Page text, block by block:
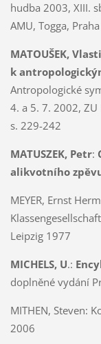
hudba 2003, XIII.
AMU, Togga,
MATOUŠEK,
k
Antropologické
4. a 5. 7. 2002, ZU
s. 229-242
MATUSZEK, Petr:
alikvotního
MEYER, Ernst
Leipzig 1977
MICHELS, U.:
doplněné vydání
MITHEN, Steven:
2006